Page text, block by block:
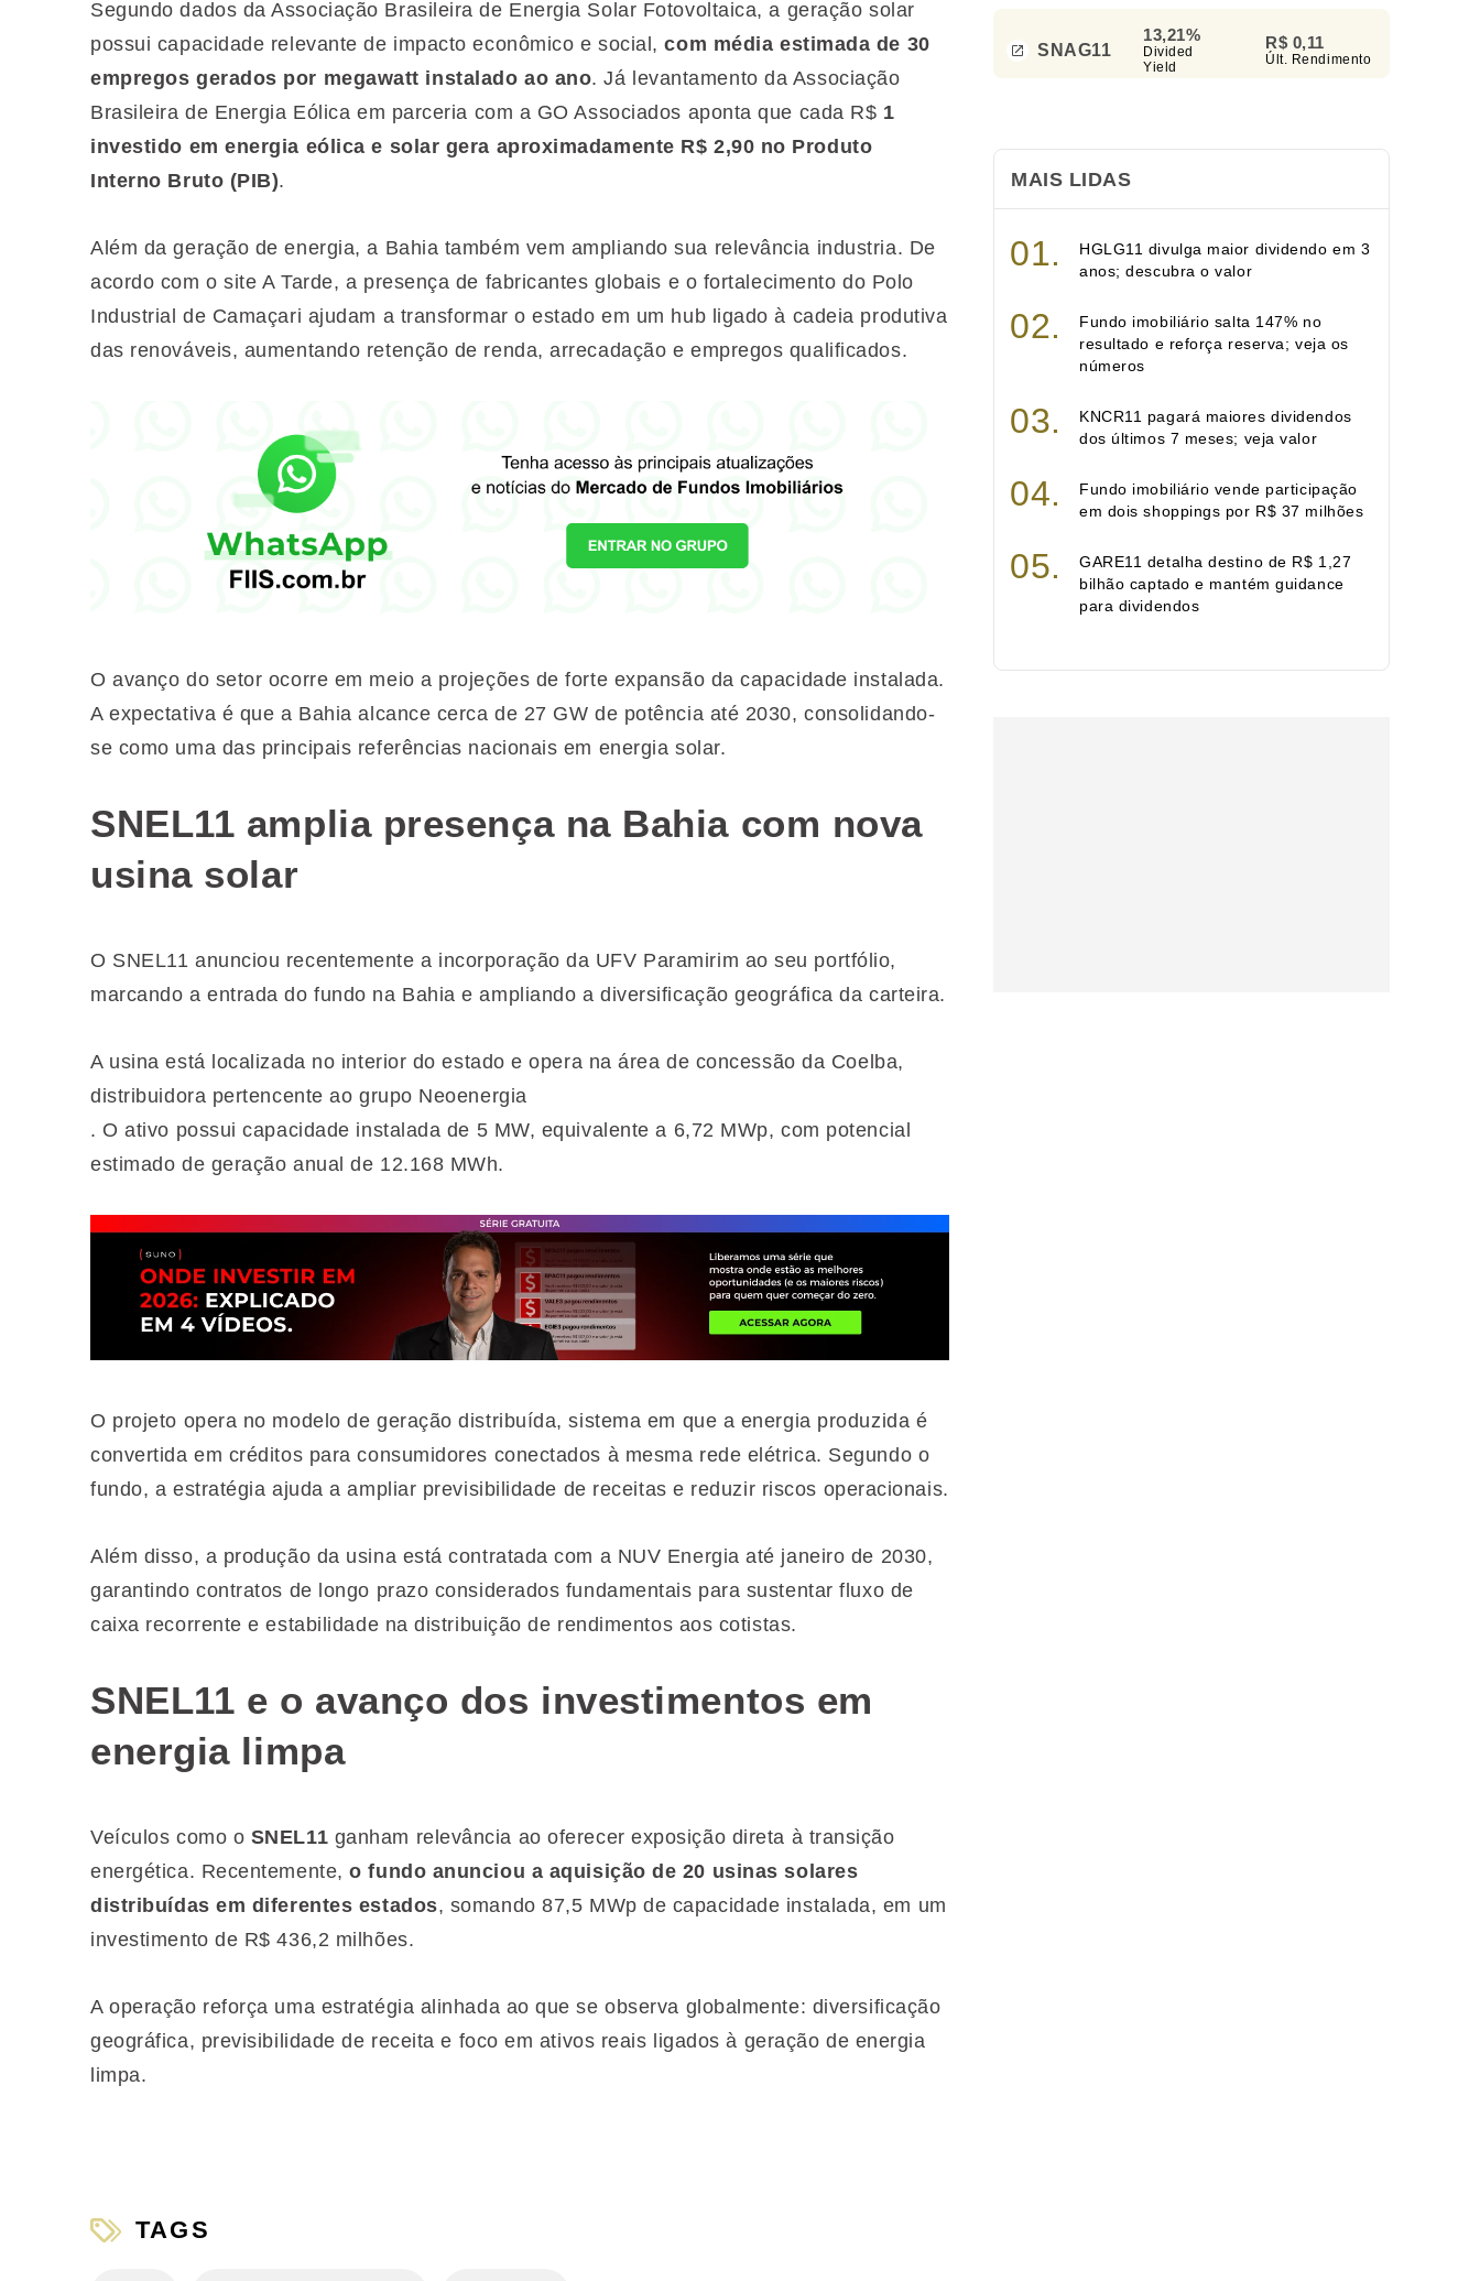
Segundo dados da Associação Brasileira de Energia Solar Fotovoltaica, a geração solar
possui capacidade relevante de impacto econômico e social,com média estimada de 30
empregos gerados por megawatt instalado ao ano. Já levantamento da Associação
Brasileira de Energia Eólica em parceria com a GO Associados aponta que cada R$ 1
investido em energia eólica e solar gera aproximadamente R$ 2,90 no Produto
Interno Bruto (PIB).
Além da geração de energia, a Bahia também vem ampliando sua relevância industria. De
acordo com o site A Tarde, a presença de fabricantes globais e o fortalecimento do Polo
Industrial de Camaçari ajudam a transformar o estado em um hub ligado à cadeia produtiva
das renováveis, aumentando retenção de renda, arrecadação e empregos qualificados.
O avanço do setor ocorre em meio a projeções de forte expansão da capacidade instalada.
A expectativa é que a Bahia alcance cerca de 27 GW de potência até 2030, consolidando-
se como uma das principais referências nacionais em energia solar.
SNEL11 amplia presença na Bahia com nova
usina solar
O SNEL11 anunciou recentemente a incorporação da UFV Paramirim ao seu portfólio,
marcando a entrada do fundo na Bahia e ampliando a diversificação geográfica da carteira.
A usina está localizada no interior do estado e opera na área de concessão da Coelba,
distribuidora pertencente ao grupo Neoenergia
. O ativo possui capacidade instalada de 5 MW, equivalente a 6,72 MWp, com potencial
estimado de geração anual de 12.168 MWh.
O projeto opera no modelo de geração distribuída, sistema em que a energia produzida é
convertida em créditos para consumidores conectados à mesma rede elétrica. Segundo o
fundo, a estratégia ajuda a ampliar previsibilidade de receitas e reduzir riscos operacionais.
Além disso, a produção da usina está contratada com a NUV Energia até janeiro de 2030,
garantindo contratos de longo prazo considerados fundamentais para sustentar fluxo de
caixa recorrente e estabilidade na distribuição de rendimentos aos cotistas.
SNEL11 e o avanço dos investimentos em
energia limpa
Veículos como o SNEL11 ganham relevância ao oferecer exposição direta à transição
energética. Recentemente,o fundo anunciou a aquisição de 20 usinas solares
distribuídas em diferentes estados, somando 87,5 MWp de capacidade instalada, em um
investimento de R$ 436,2 milhões.
A operação reforça uma estratégia alinhada ao que se observa globalmente: diversificação
geográfica, previsibilidade de receita e foco em ativos reais ligados à geração de energia
limpa.
TAGS
SNAG11
13,21%
Divided
Yield
R$ 0,11
Últ. Rendimento
MAIS LIDAS
HGLG11 divulga maior dividendo em 3
anos; descubra o valor
Fundo imobiliário salta 147% no
resultado e reforça reserva; veja os
números
KNCR11 pagará maiores dividendos
dos últimos 7 meses; veja valor
Fundo imobiliário vende participação
em dois shoppings por R$ 37 milhões
GARE11 detalha destino de R$ 1,27
bilhão captado e mantém guidance
para dividendos